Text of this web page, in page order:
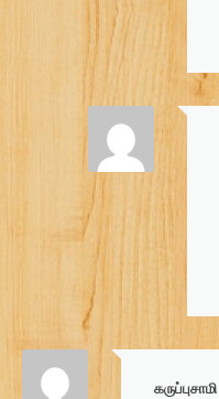
கருப்புசாமி